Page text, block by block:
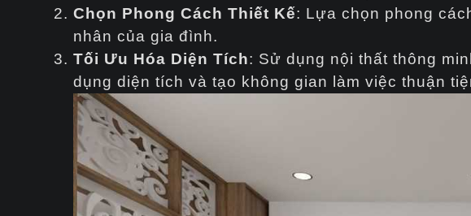
Chọn Phong Cách Thiết Kế: Lựa chọn phong
nhân của gia đình.
Tối Ưu Hóa Diện Tích: Sử dụng nội thất thông
dụng diện tích và tạo không gian làm việc thuận